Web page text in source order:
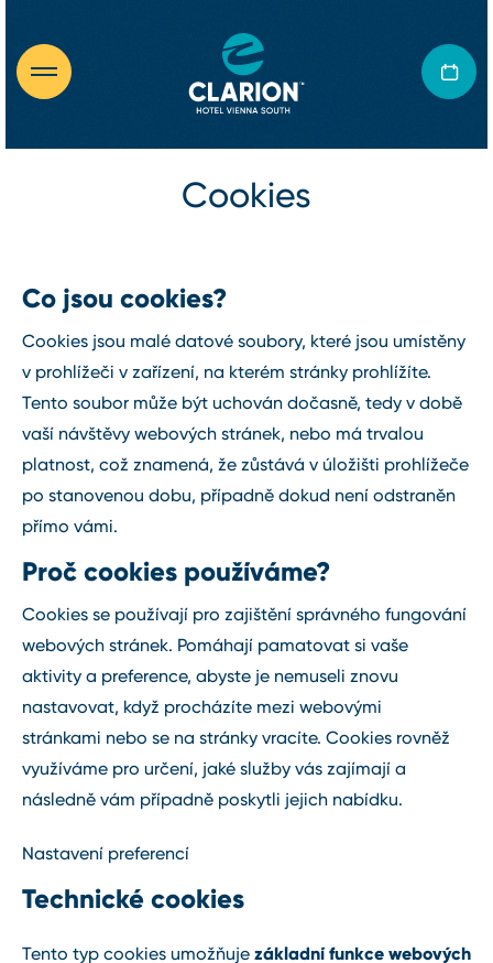
Cookies
Co jsou cookies?
Cookies jsou malé datové soubory, které jsou umístěny
v prohlížeči v zařízení, na kterém stránky prohlížíte.
Tento soubor může být uchován dočasně, tedy v době
vaší návštěvy webových stránek, nebo má trvalou
platnost, což znamená, že zůstává v úložišti prohlížeče
po stanovenou dobu, případně dokud není odstraněn
přímo vámi.
Proč cookies používáme?
Cookies se používají pro zajištění správného fungování
webových stránek. Pomáhají pamatovat si vaše
aktivity a preference, abyste je nemuseli znovu
nastavovat, když procházíte mezi webovými
stránkami nebo se na stránky vracíte. Cookies rovněž
využíváme pro určení, jaké služby vás zajímají a
následně vám případně poskytli jejich nabídku.
Nastavení preferencí
Technické cookies
Tento typ cookies umožňuje základní funkce webových